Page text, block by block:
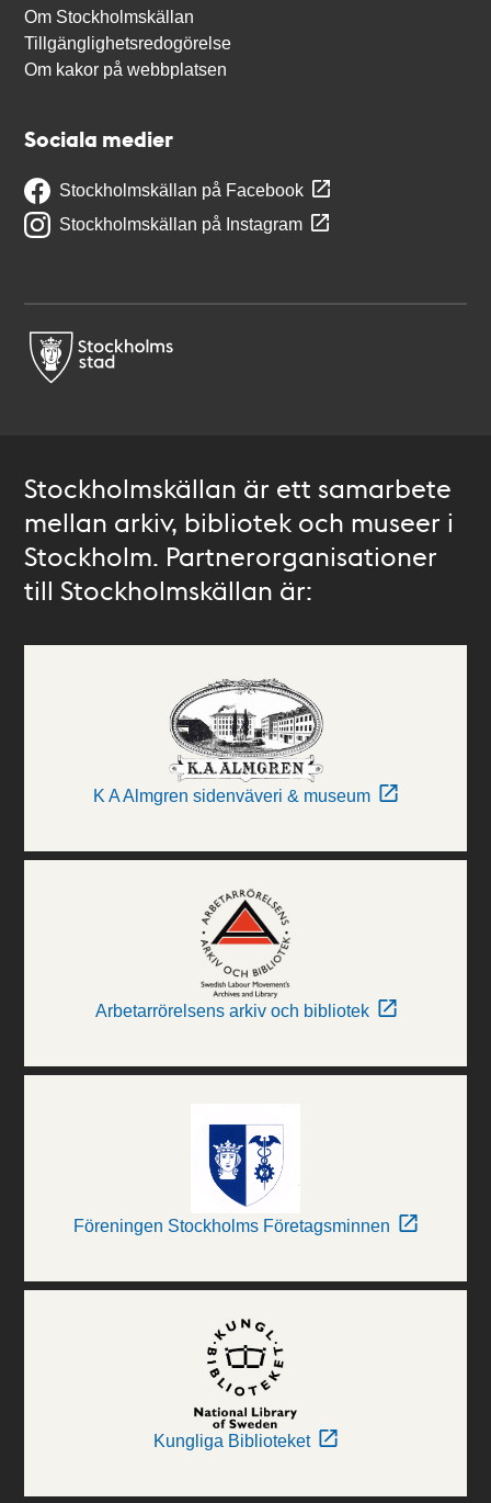
Om Stockholmskällan
Tillgänglighetsredogörelse
Om kakor på webbplatsen
Sociala medier
Stockholmskällan på Facebook
Stockholmskällan på Instagram
Stockholmskällan är ett samarbete
mellan arkiv, bibliotek och museer i
Stockholm. Partnerorganisationer
till Stockholmskällan är:
K A Almgren sidenväveri & museum
Arbetarrörelsens arkiv och bibliotek
Föreningen Stockholms Företagsminnen
Kungliga Biblioteket